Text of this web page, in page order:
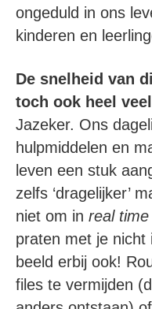
ongeduld in ons
kinderen en
De snelheid van
toch ook heel
Jazeker. Ons
hulpmiddelen en
leven een stuk
zelfs ‘dragelijker’
niet om in real time
praten met je nicht
beeld erbij ook!
files te vermijden